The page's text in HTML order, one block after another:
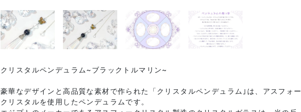
クリスタルペンデュラム~ブラックトルマリン~
豪華なデザインと高品質な素材で作られた「クリスタルペンデュラム｣は、アスフォー
クリスタルを使用したペンデュラムです。